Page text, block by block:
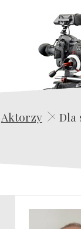
Aktorzy Dla